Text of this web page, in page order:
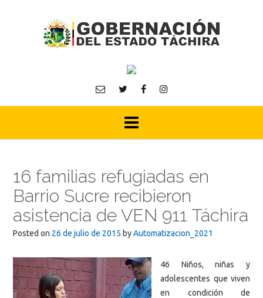
16 familias refugiadas en
Barrio Sucre recibieron
asistencia de VEN 911 Táchira
Posted on 26 de julio de 2015 byAutomatizacion_2021
46 Niños, niñas y
adolescentes que viven
en condición de